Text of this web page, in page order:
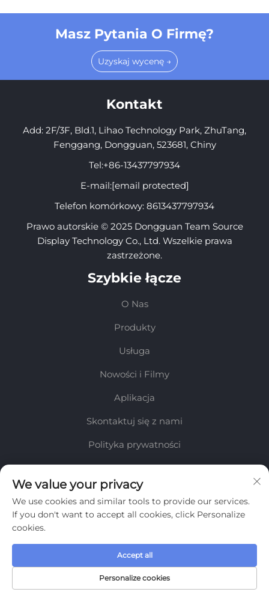
Masz Pytania O Firmę?
Uzyskaj wycenę →
Kontakt
Add: 2F/3F, Bld.1, Lihao Technology Park, ZhuTang,
Fenggang, Dongguan, 523681, Chiny
Tel:+86-13437797934
E-mail:[email protected]
Telefon komórkowy: 8613437797934
Prawo autorskie © 2025 Dongguan Team Source
Display Technology Co., Ltd. Wszelkie prawa
zastrzeżone.
Szybkie łącze
O Nas
Produkty
Usługa
Nowości i Filmy
Aplikacja
Skontaktuj się z nami
Polityka prywatności
INFORMACJE
Zapisz się, aby otrzymywać nasz cotygodniowy biuletyn
Wyślij
We value your privacy
We use cookies and similar tools to provide our services.
If you don't want to accept all cookies, click Personalize
cookies.
Personalize cookies
Accept all